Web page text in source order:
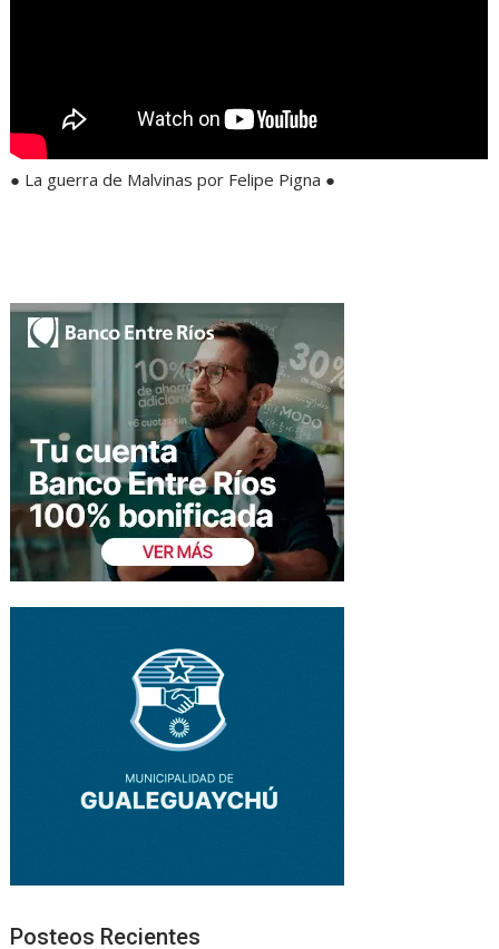
● La guerra de Malvinas por Felipe Pigna ●
Posteos Recientes